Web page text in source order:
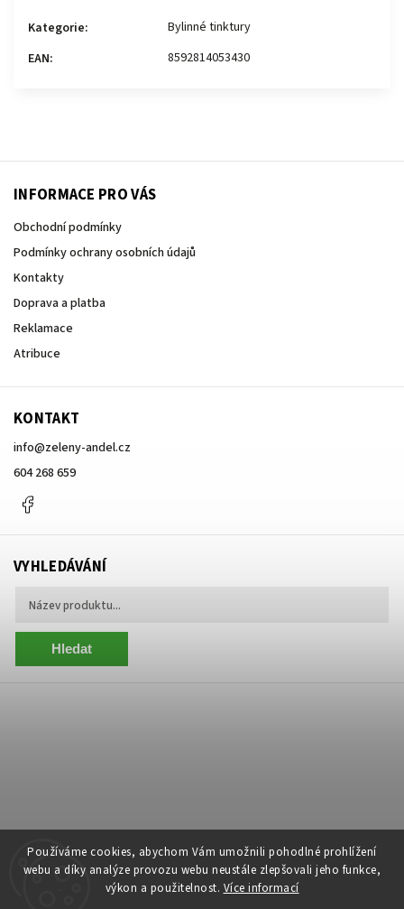
Používáme cookies, abychom Vám umožnili pohodlné prohlížení
webu a díky analýze provozu webu neustále zlepšovali jeho funkce,
výkon a použitelnost. Více informací
Kategorie:
Bylinné tinktury
EAN: 8592814053430
INFORMACE PRO VÁS
Obchodní podmínky
Podmínky ochrany osobních údajů
Kontakty
Doprava a platba
Reklamace
Atribuce
KONTAKT
info@zeleny-andel.cz
604 268 659
VYHLEDÁVÁNÍ
Hledat
Copyright 2026 Centrum Zelený Anděl